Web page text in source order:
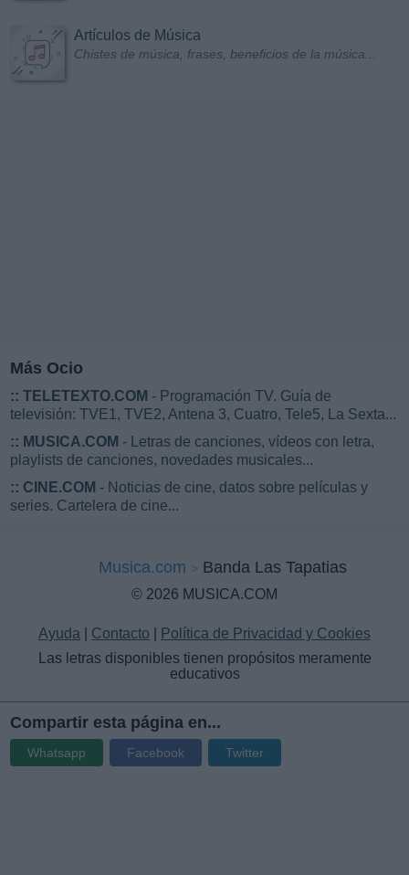
Artículos de Música
Chistes de música, frases, beneficios de la música...
Más Ocio
:: TELETEXTO.COM - Programación TV. Guía de
televisión: TVE1, TVE2, Antena 3, Cuatro, Tele5, La Sexta...
:: MUSICA.COM - Letras de canciones, vídeos con letra,
playlists de canciones, novedades musicales...
:: CINE.COM - Noticias de cine, datos sobre películas y
series. Cartelera de cine...
Musica.com Banda Las Tapatias
© 2026 MUSICA.COM
Ayuda Contacto
Política de Privacidad y Cookies
Las letras disponibles tienen propósitos meramente
educativos
Compartir esta página en...
Whatsapp Facebook Twitter